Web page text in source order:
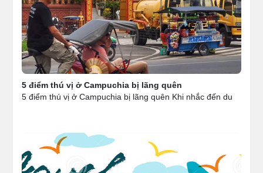
5 điểm thú vị ở Campuchia bị lãng quên
5 điểm thú vị ở Campuchia bị lãng quên Khi nhắc đến du